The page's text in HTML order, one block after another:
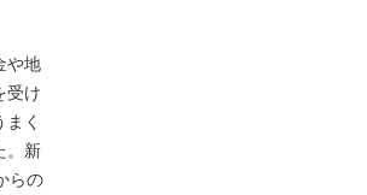
や地
受け
く
。新
らの